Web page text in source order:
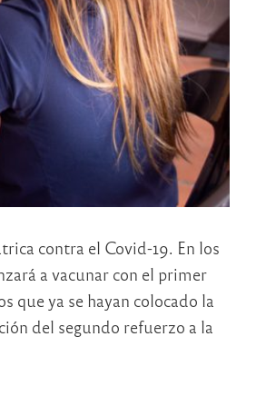
contra el Covid-19. En los
a vacunar con el primer
que ya se hayan colocado la
del segundo refuerzo a la